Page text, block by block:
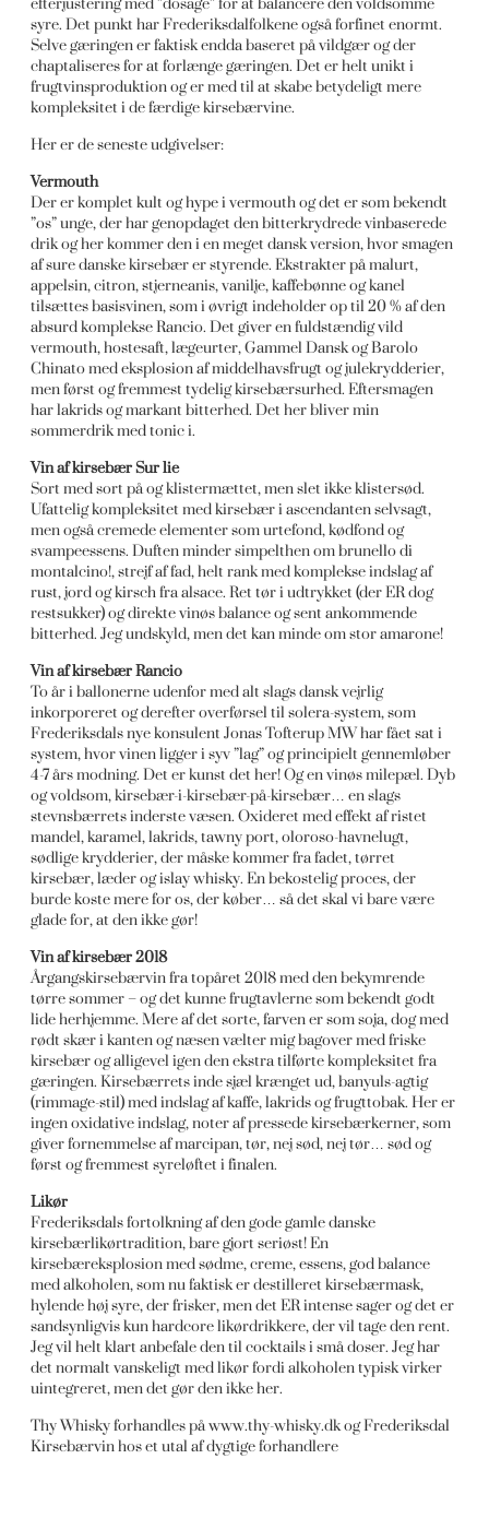
efterjustering med ”dosage” for at balancere den voldsomme
syre. Det punkt har Frederiksdalfolkene også forfinet enormt.
Selve gæringen er faktisk endda baseret på vildgær og der
chaptaliseres for at forlænge gæringen. Det er helt unikt i
frugtvinsproduktion og er med til at skabe betydeligt mere
kompleksitet i de færdige kirsebærvine.
Her er de seneste udgivelser:
Vermouth
Der er komplet kult og hype i vermouth og det er som bekendt
”os” unge, der har genopdaget den bitterkrydrede vinbaserede
drik og her kommer den i en meget dansk version, hvor smagen
af sure danske kirsebær er styrende. Ekstrakter på malurt,
appelsin, citron, stjerneanis, vanilje, kaffebønne og kanel
tilsættes basisvinen, som i øvrigt indeholder op til 20 % af den
absurd komplekse Rancio. Det giver en fuldstændig vild
vermouth, hostesaft, lægeurter, Gammel Dansk og Barolo
Chinato med eksplosion af middelhavsfrugt og julekrydderier,
men først og fremmest tydelig kirsebærsurhed. Eftersmagen
har lakrids og markant bitterhed. Det her bliver min
sommerdrik med tonic i.
Vin af kirsebær Sur lie
Sort med sort på og klistermættet, men slet ikke klistersød.
Ufattelig kompleksitet med kirsebær i ascendanten selvsagt,
men også cremede elementer som urtefond, kødfond og
svampeessens. Duften minder simpelthen om brunello di
montalcino!, strejf af fad, helt rank med komplekse indslag af
rust, jord og kirsch fra alsace. Ret tør i udtrykket (der ER dog
restsukker) og direkte vinøs balance og sent ankommende
bitterhed. Jeg undskyld, men det kan minde om stor amarone!
Vin af kirsebær Rancio
To år i ballonerne udenfor med alt slags dansk vejrlig
inkorporeret og derefter overførsel til solera-system, som
Frederiksdals nye konsulent Jonas Tofterup MW har fået sat i
system, hvor vinen ligger i syv ”lag” og principielt gennemløber
4-7 års modning. Det er kunst det her! Og en vinøs milepæl. Dyb
og voldsom, kirsebær-i-kirsebær-på-kirsebær… en slags
stevnsbærrets inderste væsen. Oxideret med effekt af ristet
mandel, karamel, lakrids, tawny port, oloroso-havnelugt,
sødlige krydderier, der måske kommer fra fadet, tørret
kirsebær, læder og islay whisky. En bekostelig proces, der
burde koste mere for os, der køber… så det skal vi bare være
glade for, at den ikke gør!
Vin af kirsebær 2018
Årgangskirsebærvin fra topåret 2018 med den bekymrende
tørre sommer – og det kunne frugtavlerne som bekendt godt
lide herhjemme. Mere af det sorte, farven er som soja, dog med
rødt skær i kanten og næsen vælter mig bagover med friske
kirsebær og alligevel igen den ekstra tilførte kompleksitet fra
gæringen. Kirsebærrets inde sjæl krænget ud, banyuls-agtig
(rimmage-stil) med indslag af kaffe, lakrids og frugttobak. Her er
ingen oxidative indslag, noter af pressede kirsebærkerner, som
giver fornemmelse af marcipan, tør, nej sød, nej tør… sød og
først og fremmest syreløftet i finalen.
Likør
Frederiksdals fortolkning af den gode gamle danske
kirsebærlikørtradition, bare gjort seriøst! En
kirsebæreksplosion med sødme, creme, essens, god balance
med alkoholen, som nu faktisk er destilleret kirsebærmask,
hylende høj syre, der frisker, men det ER intense sager og det er
sandsynligvis kun hardcore likørdrikkere, der vil tage den rent.
Jeg vil helt klart anbefale den til cocktails i små doser. Jeg har
det normalt vanskeligt med likør fordi alkoholen typisk virker
uintegreret, men det gør den ikke her.
Thy Whisky forhandles på www.thy-whisky.dk og Frederiksdal
Kirsebærvin hos et utal af dygtige forhandlere